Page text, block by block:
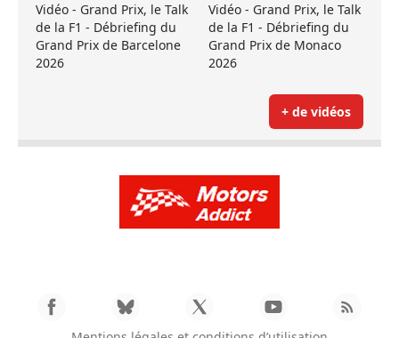
Vidéo - Grand Prix, le Talk
de la F1 - Débriefing du
Grand Prix de Barcelone
2026
Vidéo - Grand Prix, le Talk
de la F1 - Débriefing du
Grand Prix de Monaco
2026
+ de vidéos